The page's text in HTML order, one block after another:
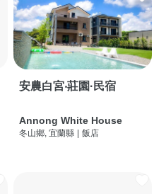
安農白宮‧莊園·民宿
Annong White House
冬山鄉, 宜蘭縣 | 飯店